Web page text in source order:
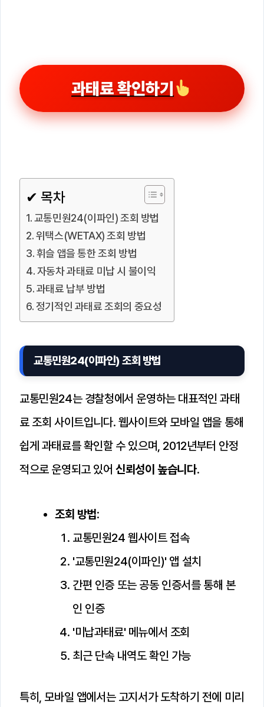
과태료 확인하기
✔ 목차
교통민원24(이파인) 조회 방법
위택스(WETAX) 조회 방법
휘슬 앱을 통한 조회 방법
자동차 과태료 미납 시 불이익
과태료 납부 방법
정기적인 과태료 조회의 중요성
교통민원24(이파인) 조회 방법
교통민원24는 경찰청에서 운영하는 대표적인 과태
료 조회 사이트입니다. 웹사이트와 모바일 앱을 통해
쉽게 과태료를 확인할 수 있으며, 2012년부터 안정
적으로 운영되고 있어신뢰성이 높습니다.
조회 방법:
교통민원24 웹사이트 접속
'교통민원24(이파인)' 앱 설치
간편 인증 또는 공동 인증서를 통해 본
인 인증
'미납과태료' 메뉴에서 조회
최근 단속 내역도 확인 가능
특히, 모바일 앱에서는 고지서가 도착하기 전에 미리